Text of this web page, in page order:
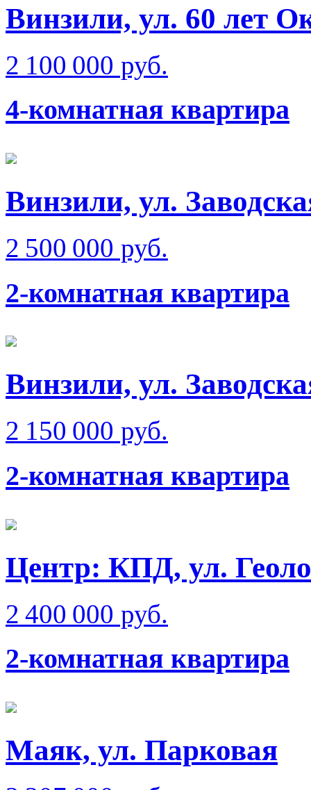
Винзили, ул. 60 лет
2 100 000 руб.
4-комнатная квартира
Винзили, ул.
2 500 000 руб.
2-комнатная квартира
Винзили, ул.
2 150 000 руб.
2-комнатная квартира
Центр: КПД, ул.
2 400 000 руб.
2-комнатная квартира
Маяк, ул. Парковая